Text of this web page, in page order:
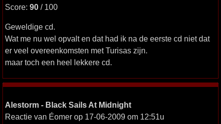
Score: 90 / 100
Geweldige cd.
Wat me nu wel opvalt en dat had ik na de eerste cd niet dat
er veel overeenkomsten met Turisas zijn.
maar toch een heel lekkere cd.
Alestorm - Black Sails At Midnight
Reactie van Éomer op 17-06-2009 om 12:51u